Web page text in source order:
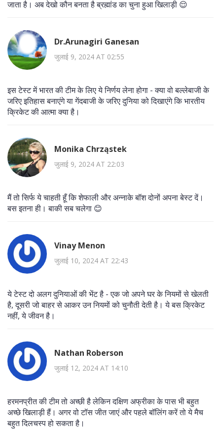
जाता है। अब देखो कौन बनता है ब्रह्मांड का चुना हुआ खिलाड़ी 😌
Dr.Arunagiri Ganesan
जुलाई 9, 2024 AT 02:55
इस टेस्ट में भारत की टीम के लिए ये निर्णय लेना होगा - क्या वो बल्लेबाजी के
जरिए इतिहास बनाएंगे या गेंदबाजी के जरिए दुनिया को दिखाएंगे कि भारतीय
क्रिकेट की आत्मा क्या है।
Monika Chrząstek
जुलाई 9, 2024 AT 22:03
मैं तो सिर्फ ये चाहती हूँ कि शेफाली और अन्नाके बॉश दोनों अपना बेस्ट दें।
बस इतना ही। बाकी सब चलेगा 😊
Vinay Menon
जुलाई 10, 2024 AT 22:43
ये टेस्ट दो अलग दुनियाओं की भेंट है - एक जो अपने घर के नियमों से खेलती
है, दूसरी जो बाहर से आकर उन नियमों को चुनौती देती है। ये बस क्रिकेट
नहीं, ये जीवन है।
Nathan Roberson
जुलाई 12, 2024 AT 14:10
हरमनप्रीत की टीम तो अच्छी है लेकिन दक्षिण अफ्रीका के पास भी बहुत
अच्छे खिलाड़ी हैं। अगर वो टॉस जीत जाएं और पहले बॉलिंग करें तो ये मैच
बहुत दिलचस्प हो सकता है।